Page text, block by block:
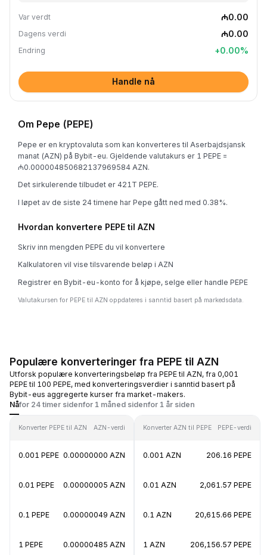
Var verdt ₼0.00
Dagens verdi ₼0.00
Endring +0.00%
Handle nå
Om Pepe (PEPE)
Pepe er en kryptovaluta som kan konverteres til Aserbajdsjansk
manat (AZN) på Bybit-eu. Gjeldende valutakurs er 1 PEPE =
₼0.000004850682137969584 AZN.
Det sirkulerende tilbudet er 421T PEPE.
I løpet av de siste 24 timene har Pepe gått ned med 0.38%.
Hvordan konvertere PEPE til AZN
Skriv inn mengden PEPE du vil konvertere
Kalkulatoren vil vise tilsvarende beløp i AZN
Registrer en Bybit-eu-konto for å kjøpe, selge eller handle PEPE
Valutakursen for PEPE til AZN oppdateres i sanntid basert på markedsdata.
Populære konverteringer fra PEPE til AZN
Utforsk populære konverteringsbeløp fra PEPE til AZN, fra 0,001
PEPE til 100 PEPE, med konverteringsverdier i sanntid basert på
Bybit-eus aggregerte kurser fra market-makers.
Nåfor 24 timer sidenfor 1 måned sidenfor 1 år siden
Konverter PEPE til AZN AZN-verdi
0.001 PEPE 0.00000000 AZN
0.01 PEPE 0.00000005 AZN
0.1 PEPE 0.00000049 AZN
1 PEPE 0.00000485 AZN
Konverter AZN til PEPE PEPE-verdi
0.001 AZN 206.16 PEPE
0.01 AZN 2,061.57 PEPE
0.1 AZN 20,615.66 PEPE
1 AZN 206,156.57 PEPE